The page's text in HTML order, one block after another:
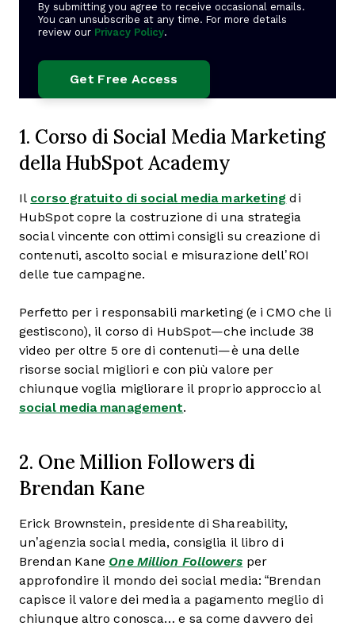
By submitting you agree to receive occasional emails.
You can unsubscribe at any time. For more details
review our Privacy Policy.
1. Corso di Social Media Marketing
della HubSpot Academy
Il corso gratuito di social media marketing di
HubSpot copre la costruzione di una strategia
social vincente con ottimi consigli su creazione di
contenuti, ascolto social e misurazione dell’ROI
delle tue campagne.
Perfetto per i responsabili marketing (e i CMO che li
gestiscono), il corso di HubSpot—che include 38
video per oltre 5 ore di contenuti—è una delle
risorse social migliori e con più valore per
chiunque voglia migliorare il proprio approccio al
social media management.
2. One Million Followers di
Brendan Kane
Erick Brownstein, presidente di Shareability,
un’agenzia social media, consiglia il libro di
Brendan Kane One Million Followers per
approfondire il mondo dei social media: “Brendan
capisce il valore dei media a pagamento meglio di
chiunque altro conosca… e sa come davvero dei